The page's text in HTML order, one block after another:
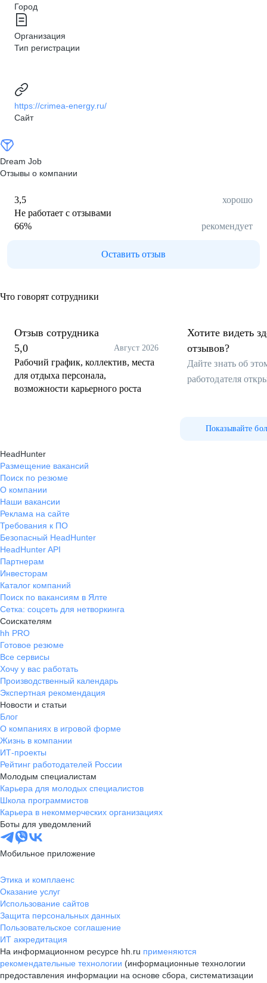
Город
Организация
Тип регистрации
https://crimea-energy.ru/
Сайт
Dream Job
Отзывы о компании
3,5
хорошо
Не работает с отзывами
66% рекомендует
Оставить отзыв
Что говорят сотрудники
Отзыв сотрудника
5,0
Август 2026
Рабочий график, коллектив, места
для отдыха персонала,
возможности карьерного роста
Хотите видеть
отзывов?
Дайте знать об
работодателя
Показывайте
HeadHunter
Размещение вакансий
Поиск по резюме
О компании
Наши вакансии
Реклама на сайте
Требования к ПО
Безопасный HeadHunter
HeadHunter API
Партнерам
Инвесторам
Каталог компаний
Поиск по вакансиям в Ялте
Сетка: соцсеть для нетворкинга
Соискателям
hh PRO
Готовое резюме
Все сервисы
Хочу у вас работать
Производственный календарь
Экспертная рекомендация
Новости и статьи
Блог
О компаниях в игровой форме
Жизнь в компании
ИТ-проекты
Рейтинг работодателей России
Молодым специалистам
Карьера для молодых специалистов
Школа программистов
Карьера в некоммерческих организациях
Боты для уведомлений
Мобильное приложение
Этика и комплаенс
Оказание услуг
Использование сайтов
Защита персональных данных
Пользовательское соглашение
ИТ аккредитация
На информационном ресурсе hh.ru применяются
рекомендательные технологии (информационные технологии
предоставления информации на основе сбора, систематизации